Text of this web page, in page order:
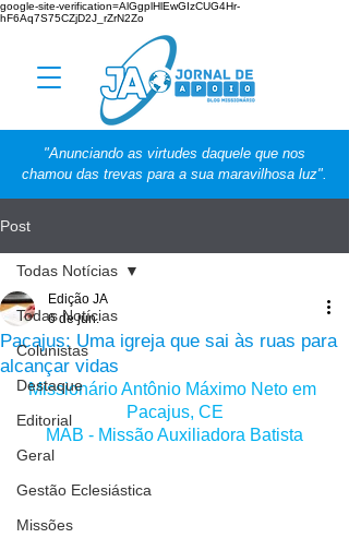
google-site-verification=AlGgplHlEwGIzCUG4Hr-
hF6Aq7S75CZjD2J_rZrN2Zo
"Anunciando as virtudes daquele que nos
chamou das trevas para a sua maravilhosa luz".
Post
Todas Notícias
Colunistas
Destaque
Editorial
Geral
Gestão Eclesiástica
Missões
Todas Notícias
Pacajus: Uma igreja que sai às ruas para
alcançar vidas
Edição JA
6 de jun.
Missionário Antônio Máximo Neto em
Pacajus, CE
MAB - Missão Auxiliadora Batista